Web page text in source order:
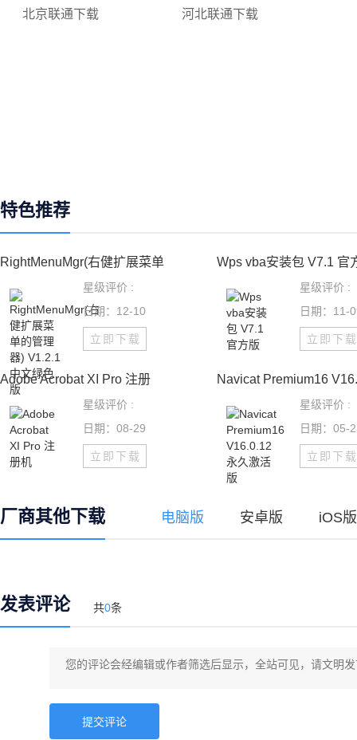
北京联通下载 河北联通下载
特色推荐
RightMenuMgr(右健扩展菜单
星级评价 :
日期：12-10
立即下载
Wps vba安装包 V7.1 官
星级评价 :
日期：11-
立即下载
Adobe Acrobat XI Pro 注册
星级评价 :
日期：08-29
立即下载
Navicat Premium16
星级评价 :
日期：05-
立即下载
厂商其他下载 电脑版 安卓版 iOS版
发表评论 共0条